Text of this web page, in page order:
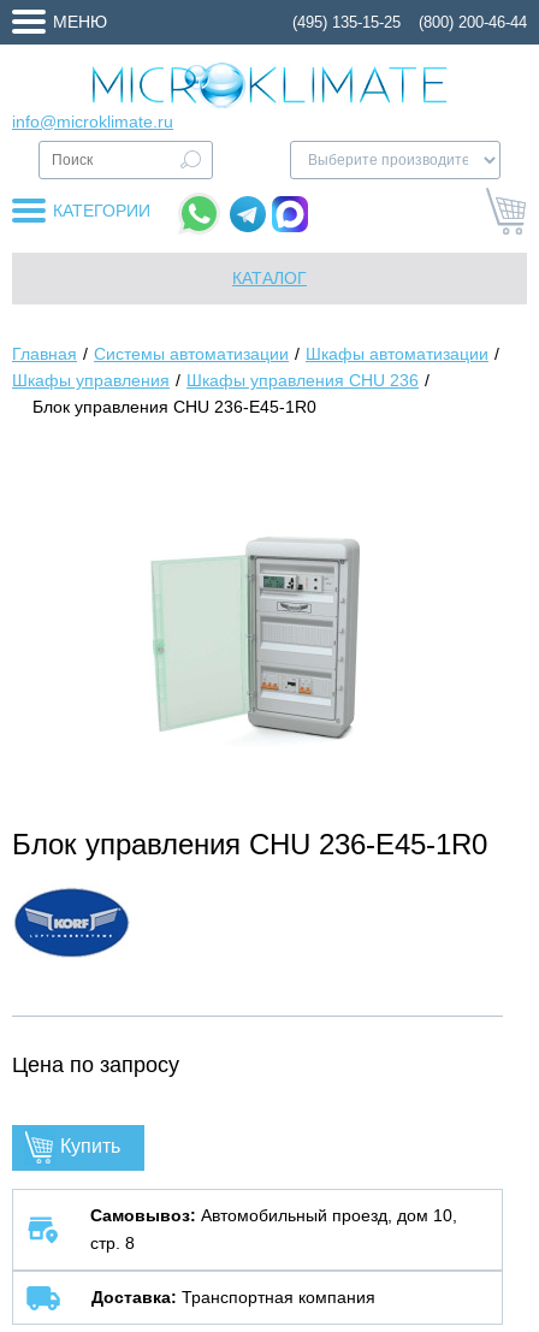
МЕНЮ (495) 135-15-25 (800) 200-46-44
info@microklimate.ru
КАТЕГОРИИ
КАТАЛОГ
Главная Системы автоматизации
Шкафы автоматизации
Шкафы управления
Шкафы управления CHU 236
Блок управления CHU 236-E45-1R0
Блок управления CHU 236-E45-1R0
Цена по запросу
Купить
Самовывоз: Автомобильный проезд, дом 10,
стр. 8
Доставка: Транспортная компания